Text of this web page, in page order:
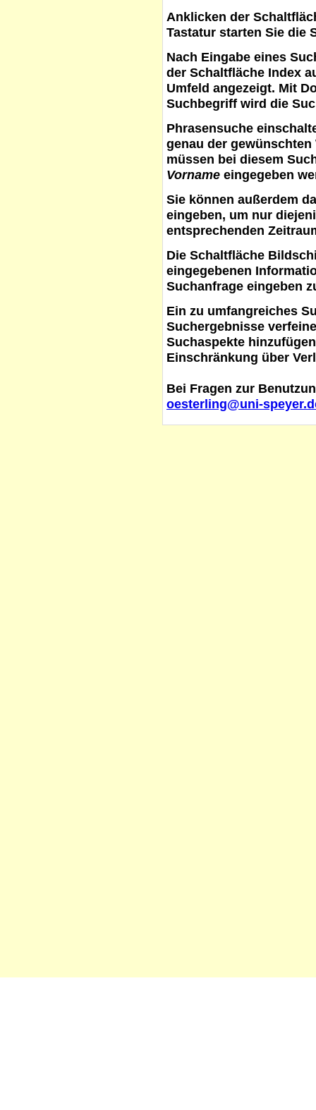
Anklicken der
Tastatur starten Sie die
Nach Eingabe eines
der Schaltfläche Index
Umfeld angezeigt. Mit
Suchbegriff wird die
Phrasensuche
genau der
müssen bei diesem
Vorname eingegeben
Sie können außerdem
eingeben, um nur
entsprechenden
Die Schaltfläche
eingegebenen
Suchanfrage eingeben
Ein zu umfangreiches
Suchergebnisse
Suchaspekte
Einschränkung über
Bei Fragen zur
oesterling@uni-